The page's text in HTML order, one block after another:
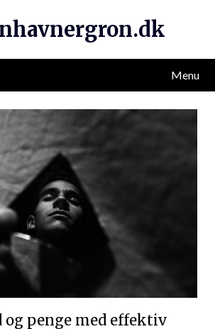
Menu
og penge med effektiv